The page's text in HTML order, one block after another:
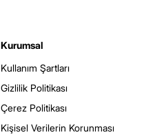
Kurumsal
Kullanım Şartları
Gizlilik Politikası
Çerez Politikası
Kişisel Verilerin Korunması